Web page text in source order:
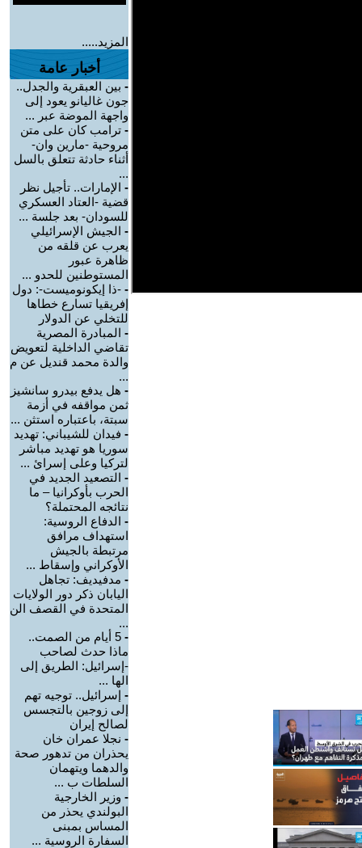
المزيد.....
أخبار عامة
- بين العبقرية والجدل..
جون غاليانو يعود إلى
واجهة الموضة عبر ...
- ترامب كان على متن
مروحية -مارين وان-
أثناء حادثة تتعلق بالسل
...
- الإمارات.. تأجيل نظر
قضية -العتاد العسكري
للسودان- بعد جلسة ...
- الجيش الإسرائيلي
يعرب عن قلقه من
ظاهرة عبور
المستوطنين للحدو ...
- -ذا إيكونوميست-: دول
إفريقيا تسارع خطاها
للتخلي عن الدولار
- المبادرة المصرية
تقاضي الداخلية لتعويض
والدة محمد قنديل عن م
...
- هل يدفع بيدرو سانشيز
ثمن مواقفه في أزمة
سبتة، باعتباره استثن ...
- فيدان للشيباني: تهديد
سوريا هو تهديد مباشر
لتركيا وعلى إسرائ ...
- التصعيد الجديد في
الحرب بأوكرانيا – ما
نتائجه المحتملة؟
- الدفاع الروسية:
استهداف مرافق
مرتبطة بالجيش
الأوكراني وإسقاط ...
- مدفيديف: تجاهل
اليابان ذكر دور الولايات
المتحدة في القصف الن
...
-
5 أيام من الصمت..
ماذا حدث لصاحب
-إسرائيل: الطريق إلى
الها ...
- إسرائيل.. توجيه تهم
إلى زوجين بالتجسس
لصالح إيران
- نجلا عمران خان
يحذران من تدهور صحة
والدهما ويتهمان
السلطات ب ...
- وزير الخارجية
البولندي يحذر من
المساس بمبنى
السفارة الروسية ...